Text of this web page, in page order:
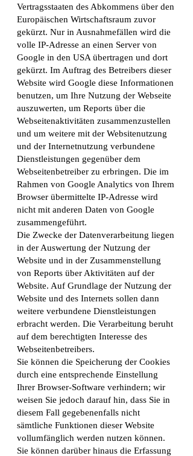
Vertragsstaaten des Abkommens über den
Europäischen Wirtschaftsraum zuvor
gekürzt. Nur in Ausnahmefällen wird die
volle IP-Adresse an einen Server von
Google in den USA übertragen und dort
gekürzt. Im Auftrag des Betreibers dieser
Website wird Google diese Informationen
benutzen, um Ihre Nutzung der Webseite
auszuwerten, um Reports über die
Webseitenaktivitäten zusammenzustellen
und um weitere mit der Websitenutzung
und der Internetnutzung verbundene
Dienstleistungen gegenüber dem
Webseitenbetreiber zu erbringen. Die im
Rahmen von Google Analytics von Ihrem
Browser übermittelte IP-Adresse wird
nicht mit anderen Daten von Google
zusammengeführt.
Die Zwecke der Datenverarbeitung liegen
in der Auswertung der Nutzung der
Website und in der Zusammenstellung
von Reports über Aktivitäten auf der
Website. Auf Grundlage der Nutzung der
Website und des Internets sollen dann
weitere verbundene Dienstleistungen
erbracht werden. Die Verarbeitung beruht
auf dem berechtigten Interesse des
Webseitenbetreibers.
Sie können die Speicherung der Cookies
durch eine entsprechende Einstellung
Ihrer Browser-Software verhindern; wir
weisen Sie jedoch darauf hin, dass Sie in
diesem Fall gegebenenfalls nicht
sämtliche Funktionen dieser Website
vollumfänglich werden nutzen können.
Sie können darüber hinaus die Erfassung